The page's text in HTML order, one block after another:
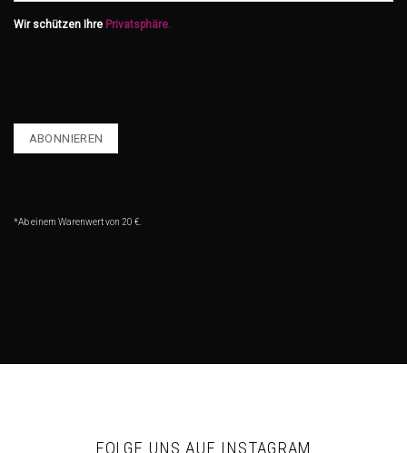
Wir schützen Ihre Privatsphäre.
*Ab einem Warenwert von 20 €.
FOLGE UNS AUF INSTAGRAM